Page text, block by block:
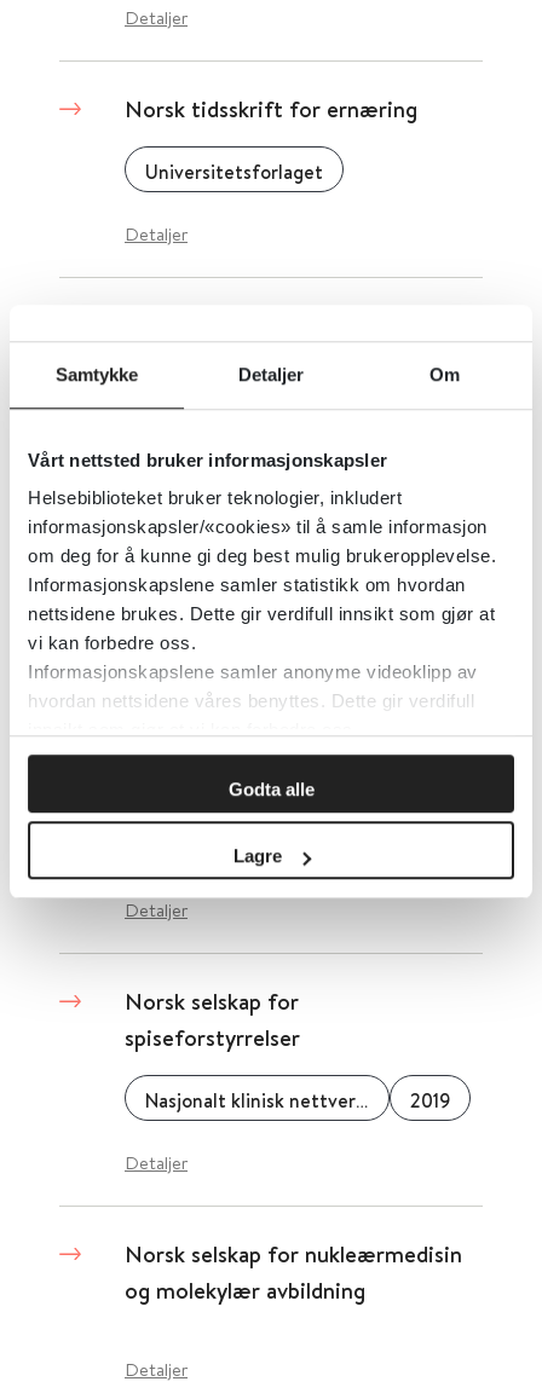
Samtykke Detaljer Om
Vårt nettsted bruker informasjonskapsler
Helsebiblioteket bruker teknologier, inkludert
informasjonskapsler/«cookies» til å samle informasjon
om deg for å kunne gi deg best mulig brukeropplevelse.
Informasjonskapslene samler statistikk om hvordan
nettsidene brukes. Dette gir verdifull innsikt som gjør at
vi kan forbedre oss.
Informasjonskapslene samler anonyme videoklipp av
hvordan nettsidene våres benyttes. Dette gir verdifull
Godta alle
Lagre
Detaljer
Norsk tidsskrift for ernæring
Universitetsforlaget
Detaljer
Norsk atferdsanalytisk forening (NAFO)
Detaljer
Norsk Tannpleierforening
Detaljer
Norsk Sykepleierforbunds
yrkesetiske retningslinjer for
sykepleiere
Detaljer
Norsk selskap for
spiseforstyrrelser
Nasjonalt klinisk nettverk for spiseforstyrrelser, NKNS 2019
Detaljer
Norsk selskap for nukleærmedisin
og molekylær avbildning
Detaljer